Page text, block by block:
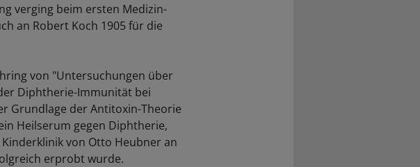
verging beim ersten Medizin-
an Robert Koch 1905 für die
von "Untersuchungen über
Diphtherie-Immunität bei
Grundlage der Antitoxin-Theorie
Heilserum gegen Diphtherie,
von Otto Heubner an
erprobt wurde.